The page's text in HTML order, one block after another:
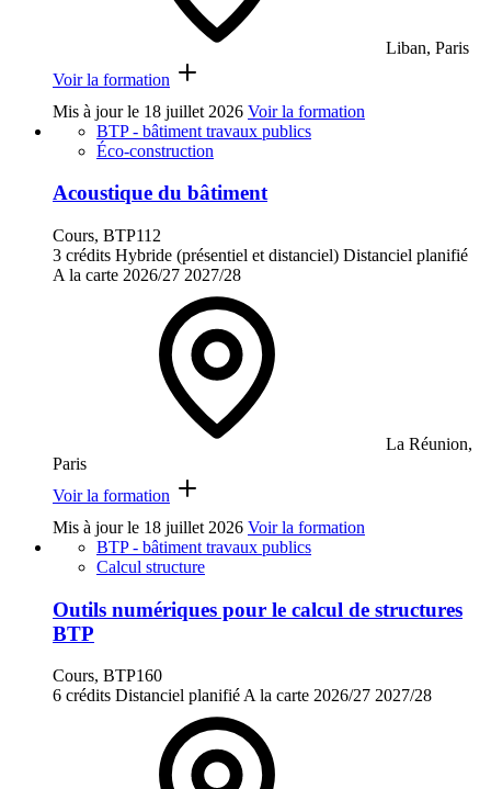
Liban, Paris
Voir la formation
Mis à jour le 18 juillet 2026 Voir la formation
BTP - bâtiment travaux publics
Éco-construction
Acoustique du bâtiment
Cours, BTP112
3 crédits Hybride (présentiel et distanciel) Distanciel planifié
A la carte 2026/27 2027/28
La Réunion,
Paris
Voir la formation
Mis à jour le 18 juillet 2026 Voir la formation
BTP - bâtiment travaux publics
Calcul structure
Outils numériques pour le calcul de structures
BTP
Cours, BTP160
6 crédits Distanciel planifiéA la carte 2026/27 2027/28